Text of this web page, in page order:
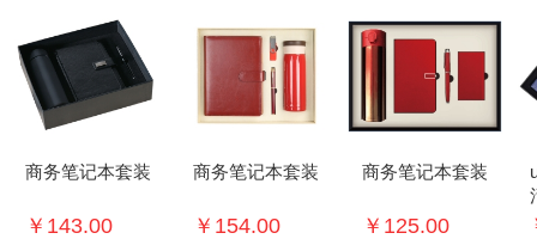
商务笔记本套装
￥143.00
商务笔记本套装
￥154.00
商务笔记本套装
￥125.00